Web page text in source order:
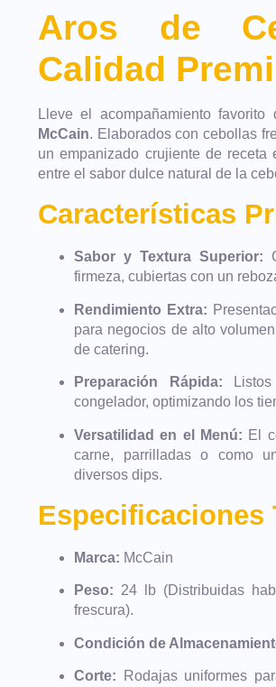
Aros de
Calidad
Lleve el acompañamiento
McCain. Elaborados con cebollas
un empanizado crujiente de
entre el sabor dulce natural de la
Características
Sabor y Textura Superior:
firmeza, cubiertas con un
Rendimiento Extra:
para negocios de alto
de catering.
Preparación Rápida:
congelador, optimizando los
Versatilidad en el Menú: El
carne, parrilladas o como
diversos dips.
Especificaciones
Marca: McCain
Peso: 24 lb (Distribuidas
frescura).
Condición de
Corte: Rodajas uniformes